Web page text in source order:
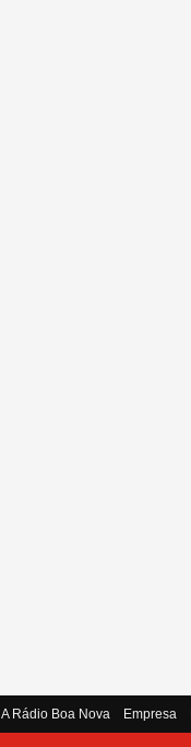
A Rádio Boa Nova Empresa